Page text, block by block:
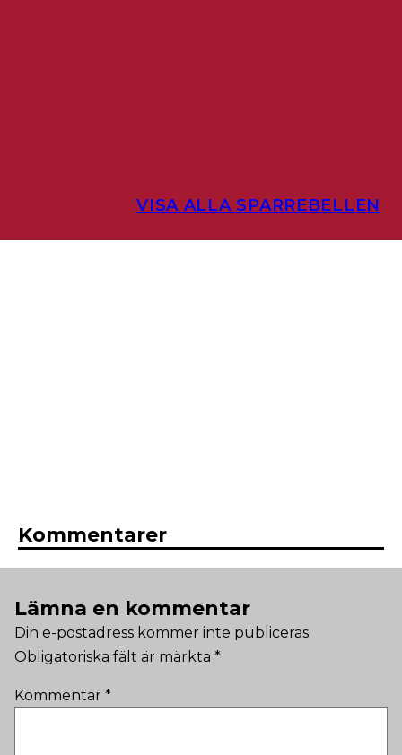
VISA ALLA SPARREBELLEN
Kommentarer
Lämna en kommentar
Din e-postadress kommer inte publiceras.
Obligatoriska fält är märkta *
Kommentar *